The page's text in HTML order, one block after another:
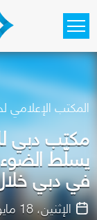
المكتب الإعلامي
مكتب دبي
يسلّط
في دبي
الإثنين، 18 مايو 2026 10:45 م